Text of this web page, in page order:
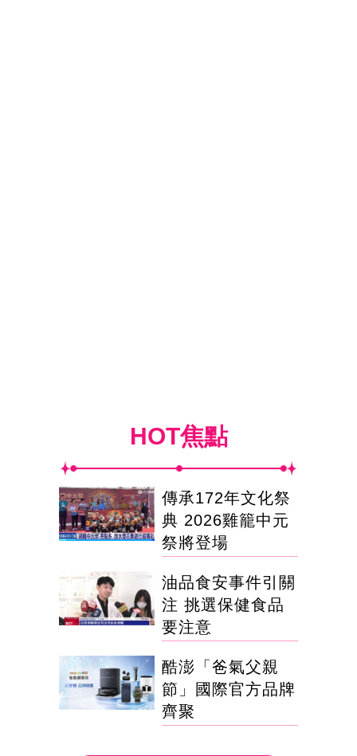
HOT焦點
傳承172年文化祭
典 2026雞籠中元
祭將登場
油品食安事件引關
注 挑選保健食品
要注意
酷澎「爸氣父親
節」國際官方品牌
齊聚